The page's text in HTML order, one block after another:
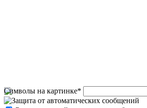
Символы на картинке*